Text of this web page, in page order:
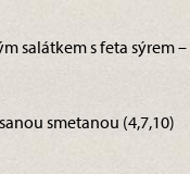
salátkem s feta sýrem –
smetanou (4,7,10)